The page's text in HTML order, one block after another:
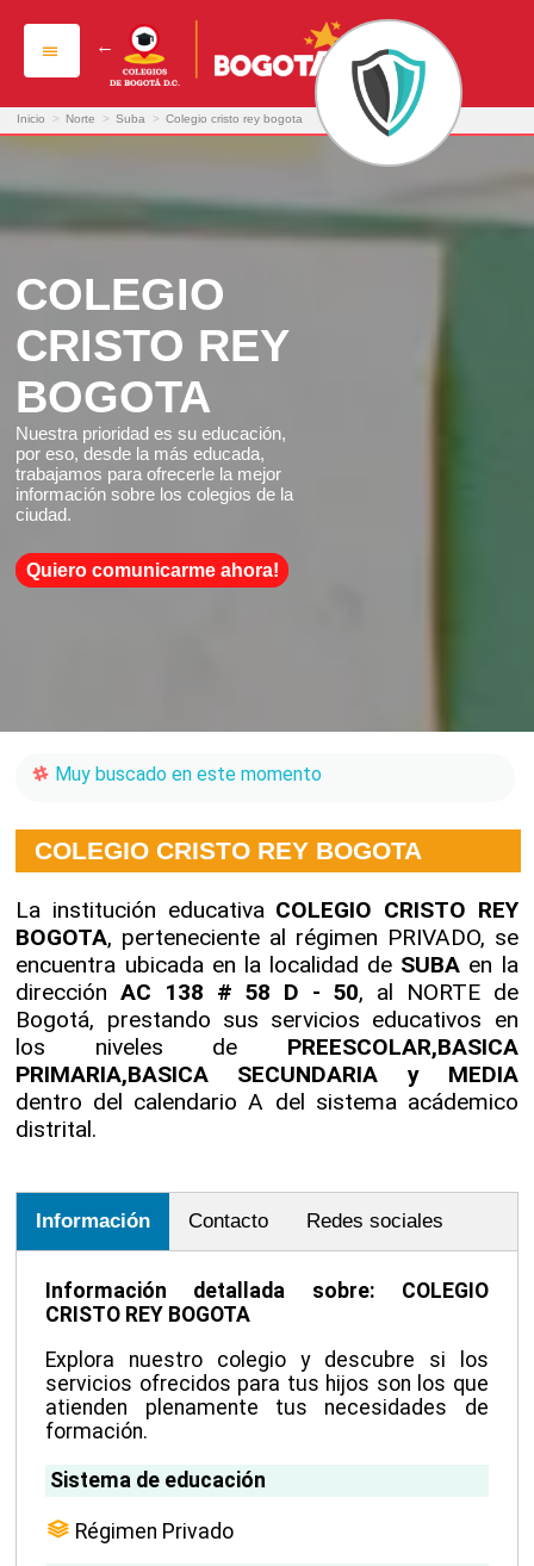
colegio cristo rey bogota
Inicio > Norte > Suba > Colegio cristo rey bogota
COLEGIO
CRISTO REY
BOGOTA
Nuestra prioridad es su educación,
por eso, desde la más educada,
trabajamos para ofrecerle la mejor
información sobre los colegios de la
ciudad.
Quiero comunicarme ahora!
Muy buscado en este momento
COLEGIO CRISTO REY BOGOTA
La institución educativa COLEGIO CRISTO REY
BOGOTA, perteneciente al régimen PRIVADO, se
encuentra ubicada en la localidad de SUBA en la
direcciónAC 138 # 58 D - 50, al NORTE de
Bogotá, prestando sus servicios educativos en
los niveles de PREESCOLAR,BASICA
PRIMARIA,BASICA SECUNDARIA y MEDIA
dentro del calendario A del sistema acádemico
distrital.
Información Contacto Redes sociales
Información detallada sobre: COLEGIO
CRISTO REY BOGOTA
Explora nuestro colegio y descubre si los
servicios ofrecidos para tus hijos son los que
atienden plenamente tus necesidades de
formación.
Sistema de educación
Régimen Privado